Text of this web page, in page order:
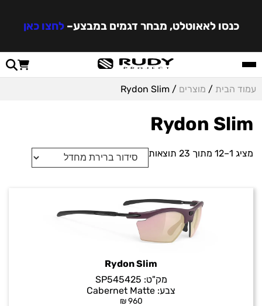
כנסו לאאוטלט, מבחר דגמים במבצע–לחצו כאן
עמוד הבית / מוצרים / Rydon Slim
Rydon Slim
מציג 1–12 מתוך 23 תוצאות
Rydon Slim
מק"ט: SP545425
צבע: Cabernet Matte
₪960